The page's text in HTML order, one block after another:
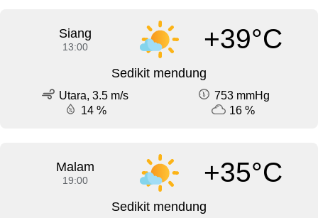
Siang
13:00 +39°C
Sedikit mendung
Utara, 3.5 m/s
753 mmHg
14 %
16 %
Malam
19:00 +35°C
Sedikit mendung